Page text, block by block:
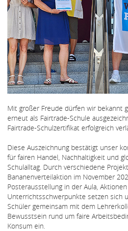
Mit großer Freude dürfen wir bekannt
erneut als Fairtrade-Schule
Fairtrade-Schulzertifikat erfolgreich
Diese Auszeichnung bestätigt unser
für fairen Handel, Nachhaltigkeit und
Schulalltag. Durch verschiedene
Bananenverteilaktion im November
Posterausstellung in der Aula,
Unterrichtsschwerpunkte setzen sich
Schüler gemeinsam mit dem
Bewusstsein rund um faire
Konsum ein.